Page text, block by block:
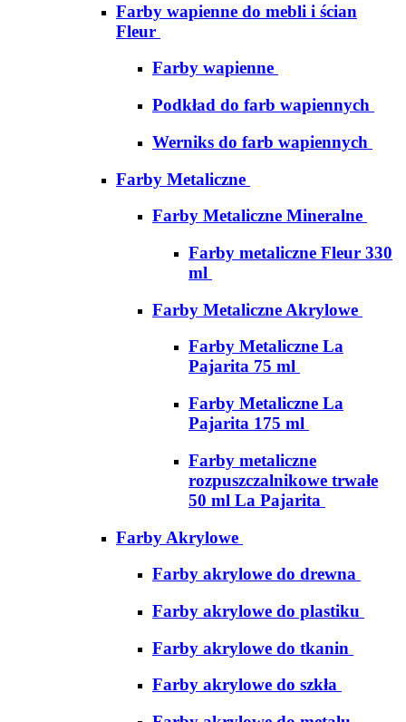
Farby wapienne do mebli i ścian
Fleur
Farby wapienne
Podkład do farb wapiennych
Werniks do farb wapiennych
Farby Metaliczne
Farby Metaliczne Mineralne
Farby metaliczne Fleur 330
ml
Farby Metaliczne Akrylowe
Farby Metaliczne La
Pajarita 75 ml
Farby Metaliczne La
Pajarita 175 ml
Farby metaliczne
rozpuszczalnikowe trwałe
50 ml La Pajarita
Farby Akrylowe
Farby akrylowe do drewna
Farby akrylowe do plastiku
Farby akrylowe do tkanin
Farby akrylowe do szkła